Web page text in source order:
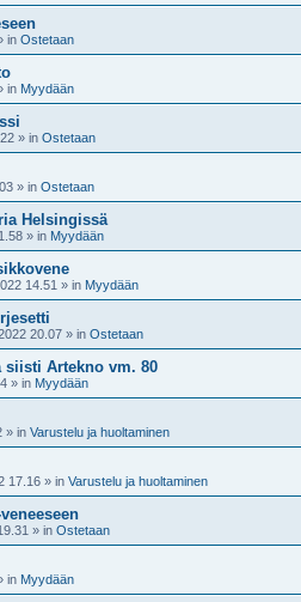
in Ostetaan
in Myydään
» in Ostetaan
» in Ostetaan
Helsingissä
» in Myydään
14.51 » in Myydään
20.07 » in Ostetaan
siisti Artekno vm. 80
» in Myydään
» in Varustelu ja huoltaminen
17.16 » in Varustelu ja huoltaminen
» in Ostetaan
in Myydään